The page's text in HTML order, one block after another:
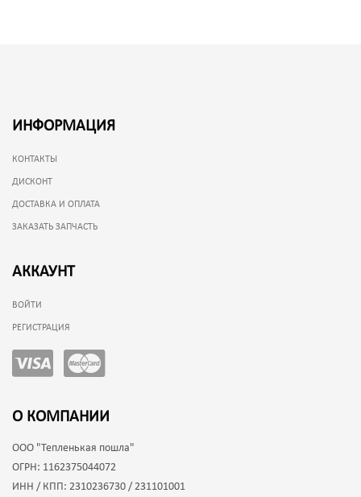
ИНФОРМАЦИЯ
КОНТАКТЫ
ДИСКОНТ
ДОСТАВКА И ОПЛАТА
ЗАКАЗАТЬ ЗАПЧАСТЬ
АККАУНТ
ВОЙТИ
РЕГИСТРАЦИЯ
О КОМПАНИИ
ООО "Тепленькая пошла"
ОГРН: 1162375044072
ИНН / КПП: 2310236730 / 231101001